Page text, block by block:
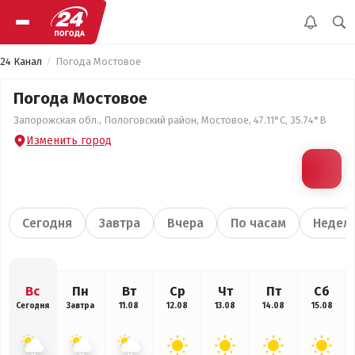
24 Канал Погода Мостовое
Погода Мостовое
Запорожская обл., Пологовский район, Мостовое, 47.11°С, 35.74°В
Изменить город
Сегодня Завтра Вчера По часам
Вс
Сегодня
Пн
Завтра
Вт
11.08
Ср
12.08
Чт
13.08
Пт
14.08
Сб
15.08